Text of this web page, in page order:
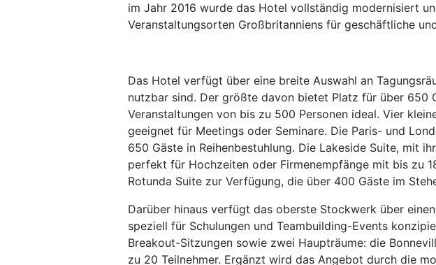
im Jahr 2016 wurde das Hotel vollständig modernisiert
Veranstaltungsorten Großbritanniens für geschäftliche
Das Hotel verfügt über eine breite Auswahl an
nutzbar sind. Der größte davon bietet Platz für über 650
Veranstaltungen von bis zu 500 Personen ideal. Vier
geeignet für Meetings oder Seminare. Die Paris- und
650 Gäste in Reihenbestuhlung. Die Lakeside Suite, mit
perfekt für Hochzeiten oder Firmenempfänge mit bis zu
Rotunda Suite zur Verfügung, die über 400 Gäste im
Darüber hinaus verfügt das oberste Stockwerk über
speziell für Schulungen und Teambuilding-Events
Breakout-Sitzungen sowie zwei Haupträume: die
zu 20 Teilnehmer. Ergänzt wird das Angebot durch die